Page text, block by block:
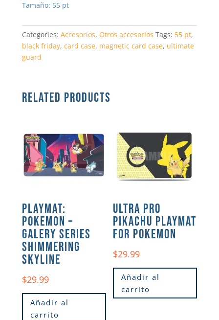
Tamaño: 55 pt
Categories: Accesorios, Otros accesorios Tags: 55 pt,
black friday, card case, magnetic card case, ultimate
guard
RELATED PRODUCTS
PLAYMAT:
POKEMON –
GALERY SERIES
SHIMMERING
SKYLINE
$29.99
Añadir al
carrito
ULTRA PRO
PIKACHU PLAYMAT
FOR POKEMON
$29.99
Añadir al
carrito